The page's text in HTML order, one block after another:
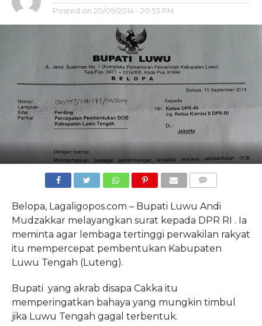
Posted on 20/09/2014 - 20:53 PM
Belopa, Lagaligopos.com – Bupati Luwu Andi
Mudzakkar melayangkan surat kepada DPR RI . Ia
meminta agar lembaga tertinggi perwakilan rakyat
itu mempercepat pembentukan Kabupaten
Luwu Tengah (Luteng).
Bupati yang akrab disapa Cakka itu
memperingatkan bahaya yang mungkin timbul
jika Luwu Tengah gagal terbentuk.